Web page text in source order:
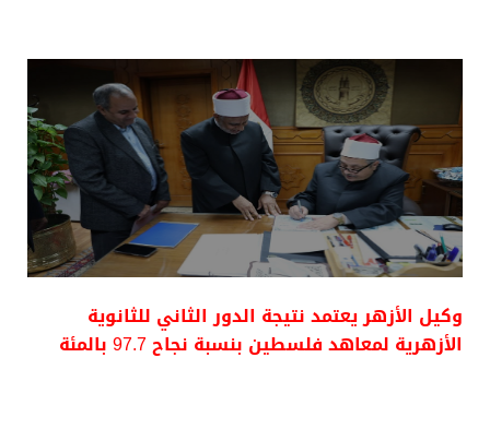
وكيل الأزهر يعتمد نتيجة الدور الثاني للثانوية
الأزهرية لمعاهد فلسطين بنسبة نجاح 97.7 بالمئة